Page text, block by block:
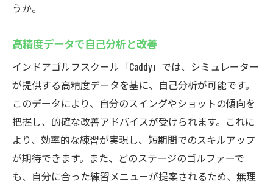
うか。
高精度データで自己分析と改善
インドアゴルフスクール「Caddy」では、シミュレーター
が提供する高精度データを基に、自己分析が可能です。
このデータにより、自分のスイングやショットの傾向を
把握し、的確な改善アドバイスが受けられます。これに
より、効率的な練習が実現し、短期間でのスキルアップ
が期待できます。また、どのステージのゴルファーで
も、自分に合った練習メニューが提案されるため、無理